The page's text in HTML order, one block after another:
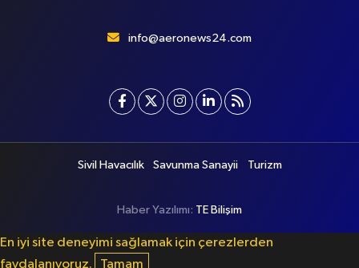
info@aeronews24.com
Sivil Havacılık Savunma Sanayii Turizm
Haber Yazılımı: TE Bilişim
En iyi site deneyimi sağlamak için çerezlerden
faydalanıyoruz.
Tamam